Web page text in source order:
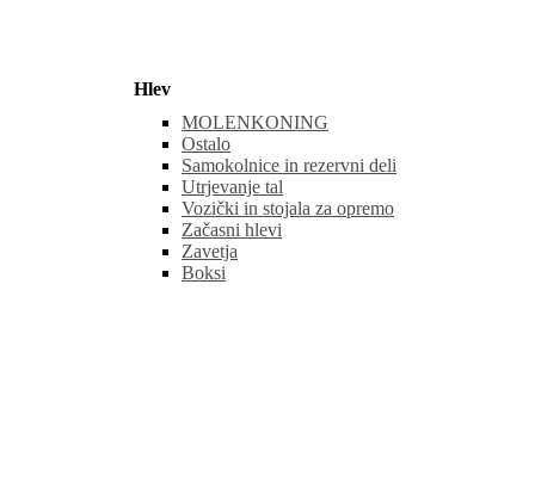
Hlev
MOLENKONING
Ostalo
Samokolnice in rezervni deli
Utrjevanje tal
Vozički in stojala za opremo
Začasni hlevi
Zavetja
Boksi